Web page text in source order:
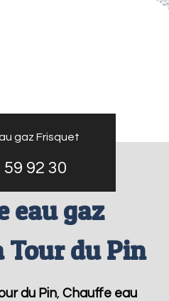
gaz Frisquet
59 92 30
eau gaz
Tour du Pin
du Pin,Chauffe eau